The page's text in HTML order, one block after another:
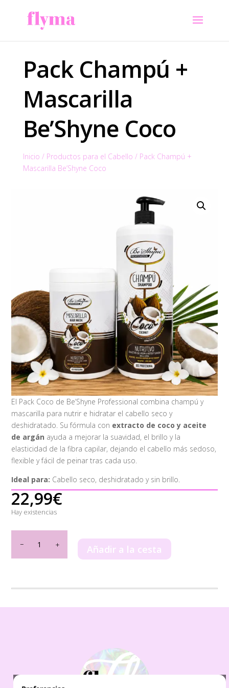
Pack Champú +
Mascarilla
Be’Shyne Coco
Inicio / Productos para el Cabello / Pack Champú +
Mascarilla Be’Shyne Coco
El Pack Coco de Be’Shyne Professional combina champú y
mascarilla para nutrir e hidratar el cabello seco y
deshidratado. Su fórmula con extracto de coco y aceite
de argán ayuda a mejorar la suavidad, el brillo y la
elasticidad de la fibra capilar, dejando el cabello más sedoso,
flexible y fácil de peinar tras cada uso.
Ideal para: Cabello seco, deshidratado y sin brillo.
22,99€
Hay existencias
Champú
+
cantidad
Añadir a la cesta